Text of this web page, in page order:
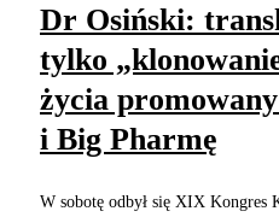
Dr Osiński:
tylko
życia
i Big Pharmę
W sobotę odbył się XIX Kongres